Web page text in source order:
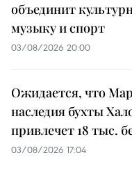
объединит
музыку и спорт
03/08/2026 20:00
Ожидается, что
наследия бухты
привлечет 18 тыс.
03/08/2026 17:04